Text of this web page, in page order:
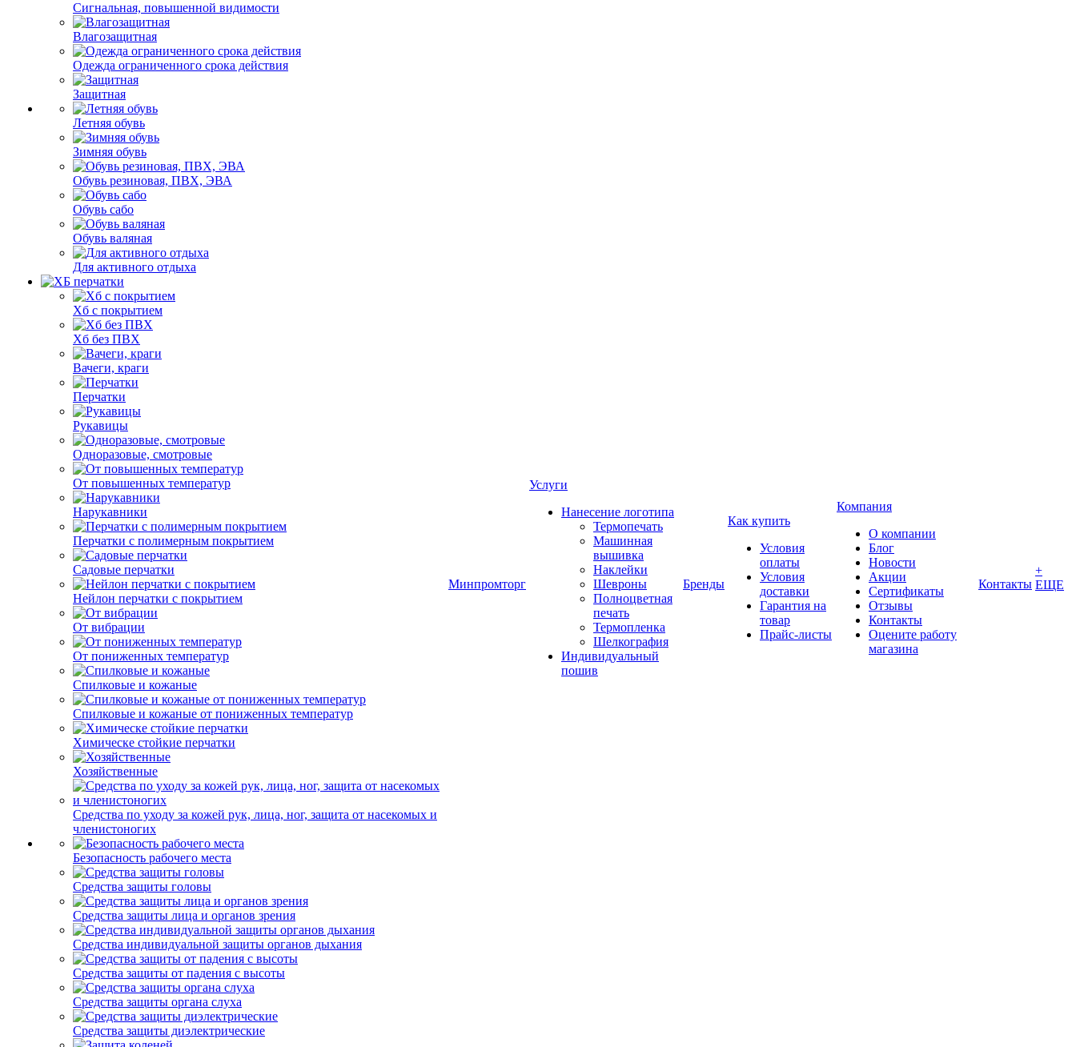
Сигнальная, повышенной видимости
Влагозащитная
Одежда ограниченного срока действия
Защитная
Летняя обувь
Зимняя обувь
Обувь резиновая, ПВХ, ЭВА
Обувь сабо
Обувь валяная
Для активного отдыха
Хб с покрытием
Хб без ПВХ
Вачеги, краги
Перчатки
Рукавицы
Одноразовые, смотровые
От повышенных температур
Нарукавники
Перчатки с полимерным покрытием
Садовые перчатки
Нейлон перчатки с покрытием
От вибрации
От пониженных температур
Спилковые и кожаные
Спилковые и кожаные от пониженных температур
Химическе стойкие перчатки
Хозяйственные
Средства по уходу за кожей рук, лица, ног, защита от насекомых и
членистоногих
Безопасность рабочего места
Средства защиты головы
Средства защиты лица и органов зрения
Средства индивидуальной защиты органов дыхания
Средства защиты от падения с высоты
Средства защиты органа слуха
Средства защиты диэлектрические
Минпромторг
Услуги
Нанесение логотипа
Термопечать
Машинная
вышивка
Наклейки
Шевроны
Полноцветная
печать
Термопленка
Шелкография
Индивидуальный
пошив
Бренды
Как купить
Условия
оплаты
Условия
доставки
Гарантия на
товар
Прайс-листы
Компания
О компании
Блог
Новости
Акции
Сертификаты
Отзывы
Контакты
Оцените работу
магазина
Контакты
+
ЕЩЕ